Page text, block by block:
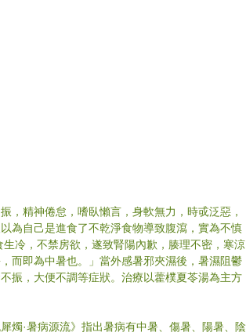
，精神倦怠，嗜臥懶言，身軟無力，時戓泛惡，
為自己是進食了不乾淨食物導致腹瀉，實為不慎
冷，不禁房欲，遂致腎陽內歉，腠理不密，寒涼
而即為中暑也。」當外感暑邪夾濕後，暑濕阻鬱
振，大便不調等症狀。治療以藿樸夏苓湯為主方
燭·暑病源流》指出暑病有中暑、傷暑、陽暑、陰